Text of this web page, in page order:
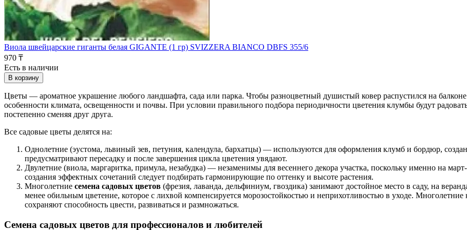
Виола швейцарские гиганты белая GIGANTE (1 гр) SVIZZERA BIANCO DBFS 355/6
970 ₸
Есть в наличии
В корзину
Цветы — ароматное украшение любого ландшафта, сада или парка. Чтобы разноцветный душистый ковер распустился на балконе
особенности климата, освещенности и почвы. При условии правильного подбора периодичности цветения клумбы будут
постепенно сменяя друг друга.
Все садовые цветы делятся на:
Однолетние (эустома, львиный зев, петуния, календула, бархатцы) — используются для оформления клумб и бордюр,
предусматривают пересадку и после завершения цикла цветения увядают.
Двулетние (виола, маргаритка, примула, незабудка) — незаменимы для весеннего декора участка, поскольку именно на
создания эффектных сочетаний следует подбирать гармонирующие по оттенку и высоте растения.
Многолетние семена садовых цветов (фрезия, лаванда, дельфиниум, гвоздика) занимают достойное место в саду, на
менее обильным цветение, которое с лихвой компенсируется морозостойкостью и неприхотливостью в уходе.
сохраняют способность цвести, развиваться и размножаться.
Семена садовых цветов для профессионалов и любителей